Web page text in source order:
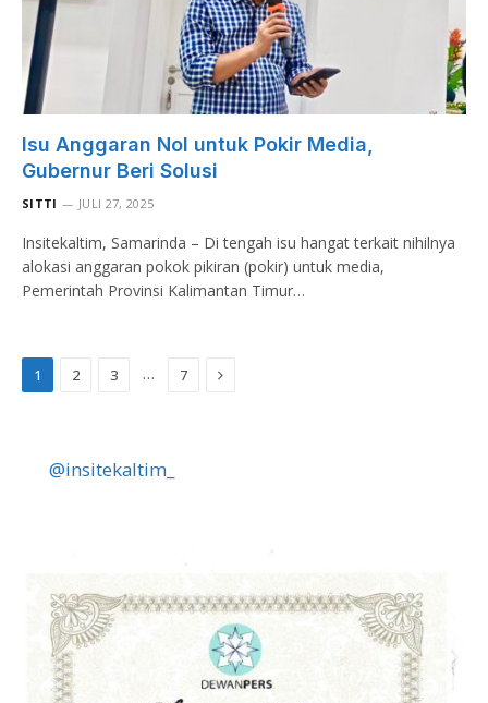
Isu Anggaran Nol untuk Pokir Media,
Gubernur Beri Solusi
SITTI JULI 27, 2025
Insitekaltim, Samarinda – Di tengah isu hangat terkait nihilnya
alokasi anggaran pokok pikiran (pokir) untuk media,
Pemerintah Provinsi Kalimantan Timur…
1 2 3 … 7 Next
@insitekaltim_